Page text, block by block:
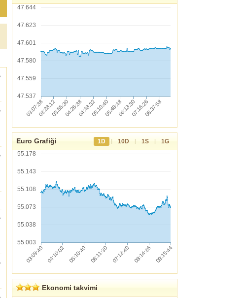
47.644
47.623
47.601
47.580
47.559
47.537
Euro Grafiği 1D | 10D | 1S |
1G
55.178
55.143
55.108
55.073
55.038
55.003
Ekonomi takvimi